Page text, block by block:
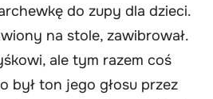
do zupy dla dzieci.
na stole, zawibrował.
ale tym razem coś
był ton jego głosu przez